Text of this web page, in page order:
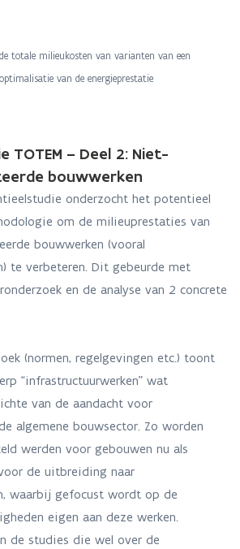
totale milieukosten van varianten van een
van de energieprestatie
TOTEM – Deel 2: Niet-
bouwwerken
onderzocht het potentieel
om de milieuprestaties van
bouwwerken (vooral
te verbeteren. Dit gebeurde met
en de analyse van 2 concrete
(normen, regelgevingen etc.) toont
“infrastructuurwerken” wat
van de aandacht voor
algemene bouwsector. Zo worden
werden voor gebouwen nu als
de uitbreiding naar
waarbij gefocust wordt op de
eigen aan deze werken.
de studies die wel over de